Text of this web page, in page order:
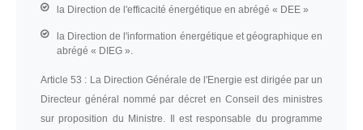
la Direction de l'efficacité énergétique en abrégé « DEE »
la Direction de l'information énergétique et géographique en
abrégé « DIEG ».
Article 53 : La Direction Générale de l'Energie est dirigée par un
Directeur général nommé par décret en Conseil des ministres
sur proposition du Ministre. Il est responsable du programme